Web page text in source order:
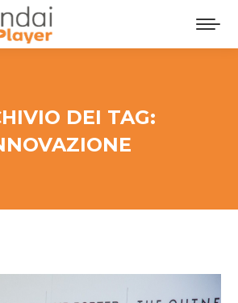
DEI TAG: